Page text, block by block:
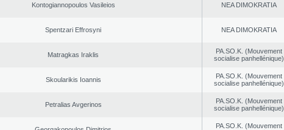
Kontogiannopoulos Vasileios NEA DΙMOKRATIA
Spentzari Effrosyni NEA DΙMOKRATIA
Matragkas Iraklis
PA.SO.K. (Mouvement
socialise panhellénique)
Skoularikis Ioannis
PA.SO.K. (Mouvement
socialise panhellénique)
Petralias Avgerinos
PA.SO.K. (Mouvement
socialise panhellénique)
PA.SO.K. (Mouvement